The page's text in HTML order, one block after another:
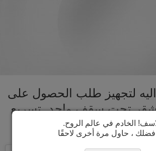
لتجهيز طلب الحصول على
تحت سقف واحد. تسريع
على تأشيرة مدغشقر
الخادم في عالم الروح.
، حاول مرة أخرى لاحقًا